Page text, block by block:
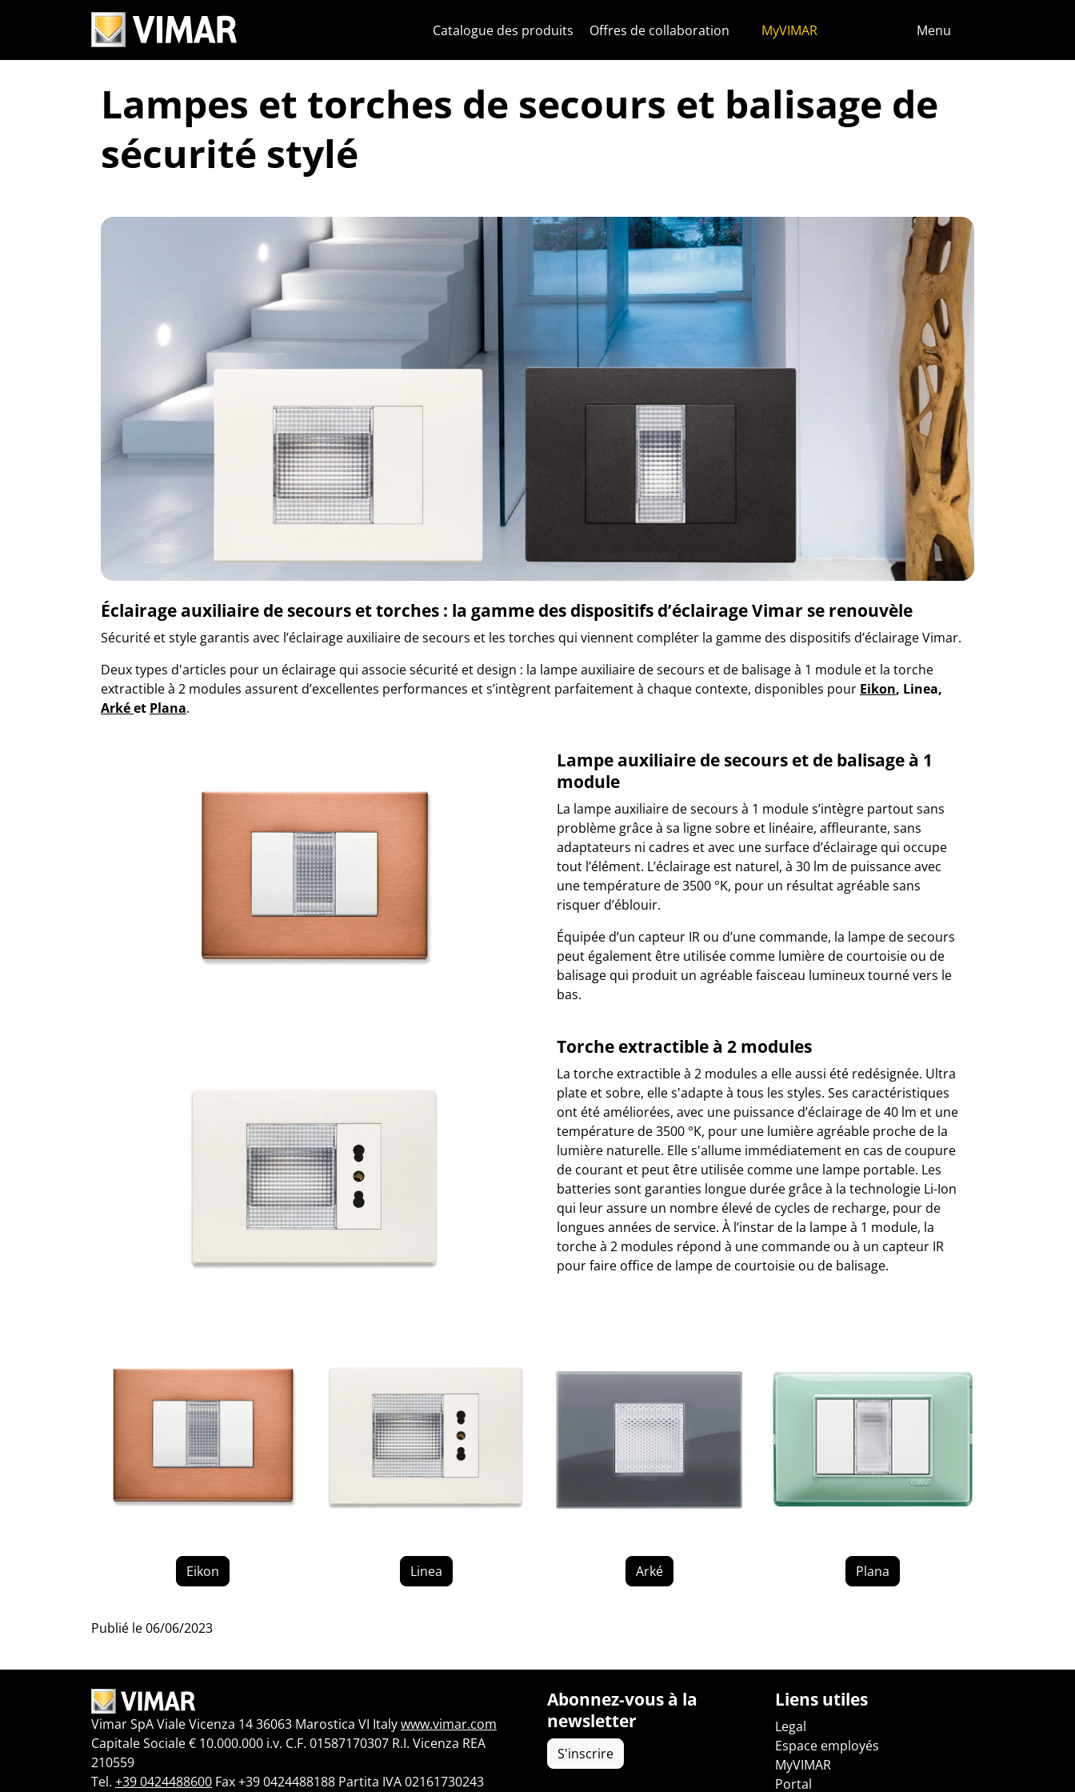
Catalogue des produits Offres de collaboration MyVIMAR Menu
Lampes et torches de secours et balisage de
sécurité stylé
Éclairage auxiliaire de secours et torches : la gamme des dispositifs d’éclairage Vimar se renouvèle
Sécurité et style garantis avec l’éclairage auxiliaire de secours et les torches qui viennent compléter la gamme des dispositifs d’éclairage Vimar.
Deux types d'articles pour un éclairage qui associe sécurité et design : la lampe auxiliaire de secours et de balisage à 1 module et la torche
extractible à 2 modules assurent d’excellentes performances et s’intègrent parfaitement à chaque contexte, disponibles pour Eikon, Linea,
Arkéet Plana.
Lampe auxiliaire de secours et de balisage à 1
module
La lampe auxiliaire de secours à 1 module s’intègre partout sans
problème grâce à sa ligne sobre et linéaire, affleurante, sans
adaptateurs ni cadres et avec une surface d’éclairage qui occupe
tout l’élément. L’éclairage est naturel, à 30 lm de puissance avec
une température de 3500 °K, pour un résultat agréable sans
risquer d’éblouir.
Équipée d’un capteur IR ou d’une commande, la lampe de secours
peut également être utilisée comme lumière de courtoisie ou de
balisage qui produit un agréable faisceau lumineux tourné vers le
bas.
Torche extractible à 2 modules
La torche extractible à 2 modules a elle aussi été redésignée. Ultra
plate et sobre, elle s'adapte à tous les styles. Ses caractéristiques
ont été améliorées, avec une puissance d’éclairage de 40 lm et une
température de 3500 °K, pour une lumière agréable proche de la
lumière naturelle. Elle s'allume immédiatement en cas de coupure
de courant et peut être utilisée comme une lampe portable. Les
batteries sont garanties longue durée grâce à la technologie Li-Ion
qui leur assure un nombre élevé de cycles de recharge, pour de
longues années de service. À l’instar de la lampe à 1 module, la
torche à 2 modules répond à une commande ou à un capteur IR
pour faire office de lampe de courtoisie ou de balisage.
Eikon Linea Arké Plana
Publié le06/06/2023
Vimar SpA Viale Vicenza 14 36063 Marostica VI Italywww.vimar.com
Capitale Sociale € 10.000.000 i.v. C.F. 01587170307 R.I. Vicenza REA
210559
Tel. +39 0424488600 Fax +39 0424488188 Partita IVA 02161730243
Abonnez-vous à la
newsletter
S'inscrire
Liens utiles
Legal
Espace employés
MyVIMAR
Portal